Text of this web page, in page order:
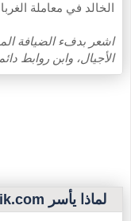
الخالد في معاملة
اشعر بدفء الضيافة
الأجيال، وابن روابط
لماذا يأسر Bahebik.com القلوب في مصر وخارجها